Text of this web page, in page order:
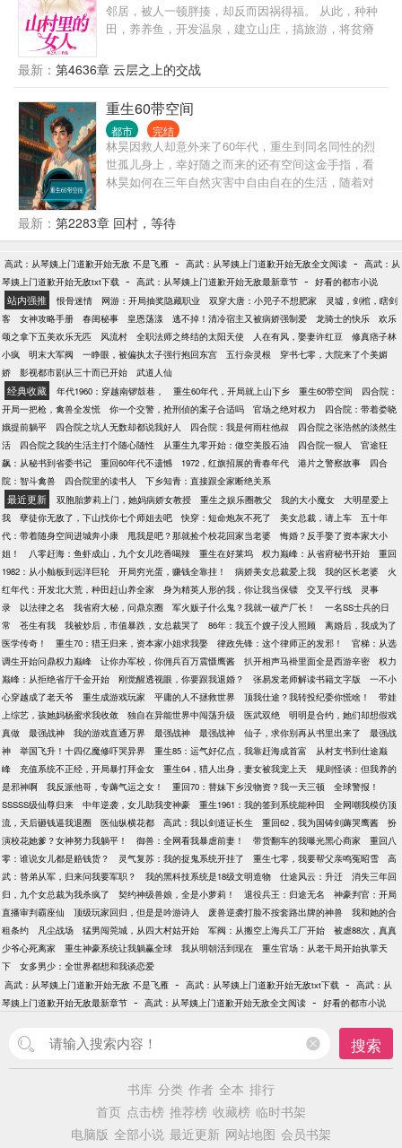
╮( ??ω?? )╭
邻居，被人一顿胖揍，却反而因祸得福。 从此，种种
田，养养鱼，开发温泉，建立山庄，搞旅游，将贫瘠
惬意的乡村生活……
最新： 第4636章 云层之上的交战
重生60带空间
都市 完结
林昊因救人却意外来了60年代，重生到同名同性的烈
世孤儿身上，幸好随之而来的还有空间这金手指，看
林昊如何在三年自然灾害中自由自在的生活，随着对
打猎，自由享受生活。
最新： 第2283章 回村，等待
高武：从琴姨上门道歉开始无敌 不是飞雁 - 高武：从琴姨上门道歉开始无敌全文阅读 - 高武：从
琴姨上门道歉开始无敌txt下载 - 高武：从琴姨上门道歉开始无敌最新章节 - 好看的都市小说
站内强推 恨骨迷情 网游：开局抽奖隐藏职业 双穿大唐：小兕子不想肥家
灵墟，剑棺，瞎剑
客
女神攻略手册 春闺秘事 皇恩荡漾 逃不掉！清冷宿主又被病娇强制爱 龙骑士的快乐
欢乐
颂之拿下五美欢乐无匹
风流村 全职法师之终结的太阳天使 人在有风，娶妻许红豆
修真痞子林
小疯
明末大军阀 一睁眼，被偏执太子强行抱回东宫 五行杂灵根
穿书七零，大院来了个美媚
娇
影视都市剧从三十而已开始 武道人仙
经典收藏 年代1960：穿越南锣鼓巷， 重生60年代，开局就上山下乡 重生60带空间
四合院：
开局一把枪，禽兽全发慌
你一个交警，抢刑侦的案子合适吗 官场之绝对权力
四合院：带着娄晓
娥提前躺平
四合院之坑人无数却都说我好人 四合院：我是何雨柱他叔
四合院之张浩然的淡然生
活
四合院之我的生活主打个随心随性 从重生九零开始：做空美股石油 四合院一狠人
官途狂
飙：从秘书到省委书记
重回60年代不遗憾 1972，红旗招展的青春年代 港片之警察故事
四合
院：智斗禽兽
四合院里的读书人 下乡知青：直接跟全家断绝关系
最近更新 双胞胎萝莉上门，她妈病娇女教授 重生之娱乐圈教父 我的大小魔女
大明星爱上
我
孽徒你无敌了，下山找你七个师姐去吧 快穿：短命炮灰不死了 美女总裁，请上车
五十年
代：带着随身空间进城奔小康
甩我是吧？那就捡个校花回家当老婆
悔婚？反手娶了资本家大小
姐！
八零赶海：鱼虾成山，九个女儿吃香喝辣 重生在好莱坞 权力巅峰：从省府秘书开始
重回
1982：从小舢板到远洋巨轮
开局穷光蛋，赚钱全靠挂！ 病娇美女总裁爱上我 我的区长老婆
火
红年代：开发北大荒，种田赶山养全家
身为精英人形的我，你让我当保镖 交叉平行线
灵事
录
以法律之名 我省府大秘，问鼎京圈 军火贩子什么鬼？我就一破产厂长！
一名SS士兵的日
常
苍生有我 我被炒后，市值暴跌，女总裁哭了 86年：我五个嫂子没人照顾
离婚后，我成为了
医学传奇！
重生70：猎王归来，资本家小姐求我娶 律政先锋：这个律师正的发邪！
官梯：从选
调生开始问鼎权力巅峰
让你办军校，你佣兵百万震慑鹰酱 扒开相声马褂里面全是西游辛密
权力
巅峰：从拒绝省厅千金开始
刚觉醒透视眼，你要跟我退婚？ 张易发老师解读书籍文字版
一不小
心穿越成了老天爷
重生成游戏玩家 平庸的人不拯救世界 顶我仕途？我转投纪委你慌啥！
带娃
上综艺，孩她妈杨蜜求我收敛
独自在异能世界中闯荡升级 医武双绝
明明是合约，她们却想假戏
真做
最强战神 我的游戏直通万界 最强战神 最强战神 仙子，求你别再从书里出来了
最强战
神
举国飞升！十四亿魔修吓哭异界 重生85：运气好亿点，我靠赶海成首富
从村支书到仕途巅
峰
充值系统不正经，开局暴打拜金女 重生64，猎人出身，妻女被我宠上天
规则怪谈：但我养的
是邪神啊
我反派他哥，专薅气运之女！ 重回70：替妹下乡没物资？我一天三顿
全球警报！
SSSSS级仙尊归来
中年逆袭，女儿助我变神豪 重生1961：我的签到系统能种田
全网嘲我模仿顶
流，天后砸钱逼我退圈
医仙纵横花都 高武：我以剑道证长生 重回62，我为国铸剑薅哭鹰酱
扮
演校花她爹？女神努力我躺平！
御兽：全网看我暴虐前妻！ 带货翻车的我曝光黑心商家
重回八
零：谁说女儿都是赔钱货？
灵气复苏：我的捉鬼系统开挂了 重生七零，我要帮父亲鸣冤昭雪
高
武：替弟从军，归来问我要军职？
我的黑科技系统是18级文明造物 仕途风云：升迁
消失三年回
归，九个女总裁为我杀疯了
契约神级兽娘，全是小萝莉！ 退役兵王：归途无名
神豪判官：开局
直播审判霸座仙
顶级玩家回归，但是是吟游诗人 废兽逆袭打脸不按套路出牌的神兽
我和她的合
租条约
凡尘战场 猛男闯莞城，从四大村姑开始 军阀：从搬空上海兵工厂开始
被虐88次，真真
少爷心死离家
重生神豪系统让我躺赢全球 我从明朝活到现在
重生官场：从老干局开始执掌天
下
女多男少：全世界都想和我谈恋爱
高武：从琴姨上门道歉开始无敌 不是飞雁 - 高武：从琴姨上门道歉开始无敌txt下载 - 高武：从
琴姨上门道歉开始无敌最新章节 - 高武：从琴姨上门道歉开始无敌全文阅读 - 好看的都市小说
搜索
书库 分类 作者 全本 排行
首页 点击榜 推荐榜 收藏榜 临时书架
电脑版 全部小说 最近更新 网站地图 会员书架